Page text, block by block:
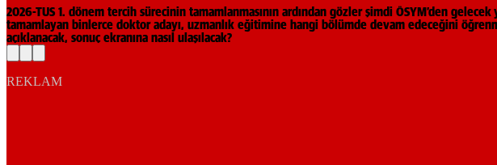
2026-TUS 1. dönem tercih sürecinin tamamlanmasının ardından gözler şimdi ÖSYM’den
tamamlayan binlerce doktor adayı, uzmanlık eğitimine hangi bölümde devam edeceğini
açıklanacak, sonuç ekranına nasıl ulaşılacak?
REKLAM